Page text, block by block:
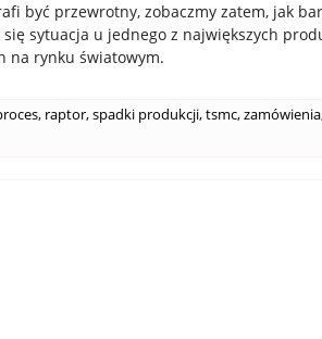
być przewrotny, zobaczmy zatem, jak
się sytuacja u jednego z największych
na rynku światowym.
, raptor,spadki produkcji,tsmc,zamówienia